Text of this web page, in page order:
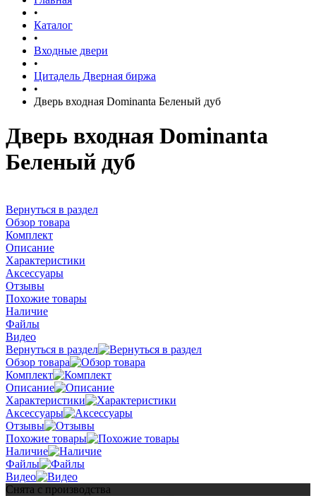
•
Каталог
•
Входные двери
•
Цитадель Дверная биржа
•
Дверь входная Dominanta Беленый дуб
Дверь входная Dominanta
Беленый дуб
Вернуться в раздел
Обзор товара
Комплект
Описание
Характеристики
Аксессуары
Отзывы
Похожие товары
Наличие
Файлы
Видео
Вернуться в раздел
Обзор товара
Комплект
Описание
Характеристики
Аксессуары
Отзывы
Похожие товары
Наличие
Файлы
Видео
Снята с производства